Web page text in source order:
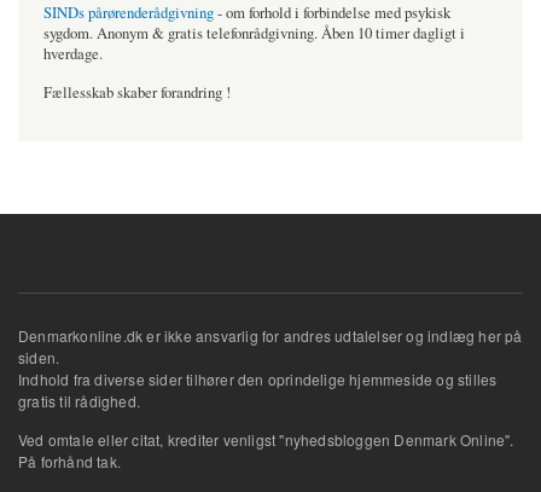
SINDs pårørenderådgivning- om forhold i forbindelse med psykisk
sygdom. Anonym & gratis telefonrådgivning. Åben 10 timer dagligt i
hverdage.
Fællesskab skaber forandring !
Denmarkonline.dk er ikke ansvarlig for andres udtalelser og indlæg her på
siden.
Indhold fra diverse sider tilhører den oprindelige hjemmeside og stilles
gratis til rådighed.
Ved omtale eller citat, krediter venligst "nyhedsbloggen Denmark Online".
På forhånd tak.